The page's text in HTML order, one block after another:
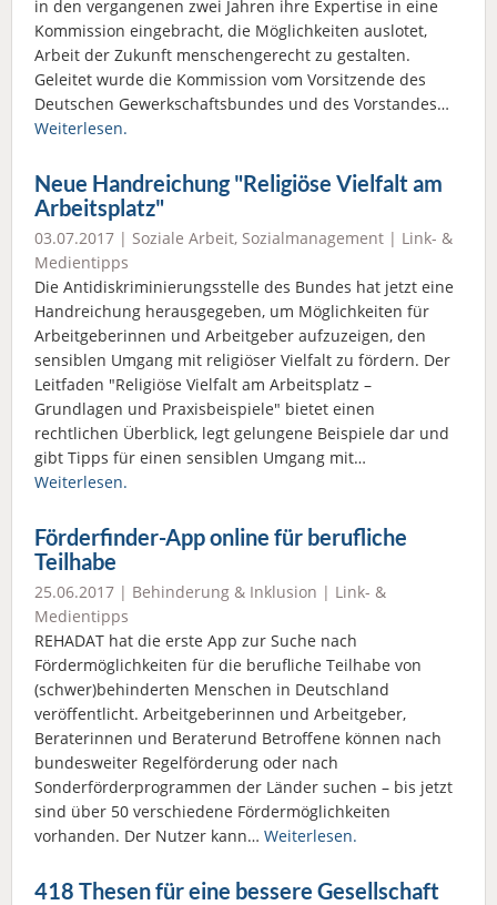
in den vergangenen zwei Jahren ihre Expertise in eine
Kommission eingebracht, die Möglichkeiten auslotet,
Arbeit der Zukunft menschengerecht zu gestalten.
Geleitet wurde die Kommission vom Vorsitzende des
Deutschen Gewerkschaftsbundes und des Vorstandes…
Weiterlesen.
Neue Handreichung "Religiöse Vielfalt am
Arbeitsplatz"
03.07.2017 | Soziale Arbeit, Sozialmanagement | Link- &
Medientipps
Die Antidiskriminierungsstelle des Bundes hat jetzt eine
Handreichung herausgegeben, um Möglichkeiten für
Arbeitgeberinnen und Arbeitgeber aufzuzeigen, den
sensiblen Umgang mit religiöser Vielfalt zu fördern. Der
Leitfaden "Religiöse Vielfalt am Arbeitsplatz –
Grundlagen und Praxisbeispiele" bietet einen
rechtlichen Überblick, legt gelungene Beispiele dar und
gibt Tipps für einen sensiblen Umgang mit…
Weiterlesen.
Förderfinder-App online für berufliche
Teilhabe
25.06.2017 | Behinderung & Inklusion | Link- &
Medientipps
REHADAT hat die erste App zur Suche nach
Fördermöglichkeiten für die berufliche Teilhabe von
(schwer)behinderten Menschen in Deutschland
veröffentlicht. Arbeitgeberinnen und Arbeitgeber,
Beraterinnen und Beraterund Betroffene können nach
bundesweiter Regelförderung oder nach
Sonderförderprogrammen der Länder suchen – bis jetzt
sind über 50 verschiedene Fördermöglichkeiten
vorhanden. Der Nutzer kann… Weiterlesen.
418 Thesen für eine bessere Gesellschaft